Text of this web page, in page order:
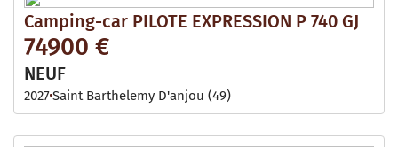
Camping-car PILOTE EXPRESSION P 740 GJ
74900 €
NEUF
2027Saint Barthelemy D'anjou (49)